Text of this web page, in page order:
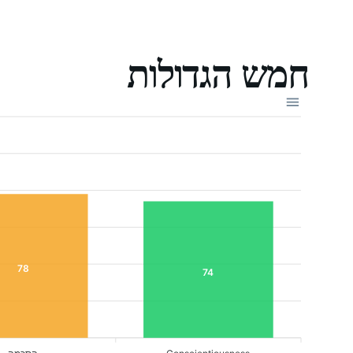
חמש הגדולות
78
74